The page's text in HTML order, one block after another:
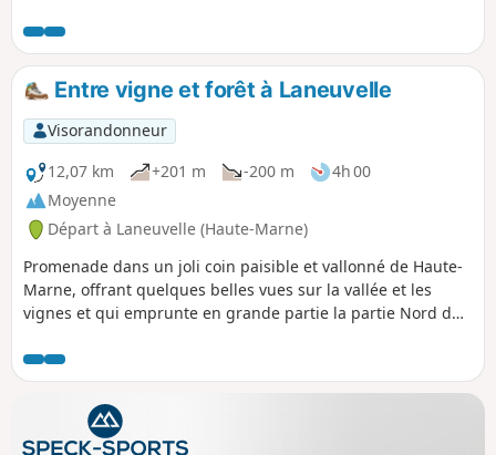
Entre vigne et forêt à Laneuvelle
Visorandonneur
12,07 km
+201 m -200 m
4h 00
Moyenne
Départ à Laneuvelle (Haute-Marne)
Promenade dans un joli coin paisible et vallonné de Haute-
Marne, offrant quelques belles vues sur la vallée et les
vignes et qui emprunte en grande partie la partie Nord du
Jaune n'est plus bien entretenu.